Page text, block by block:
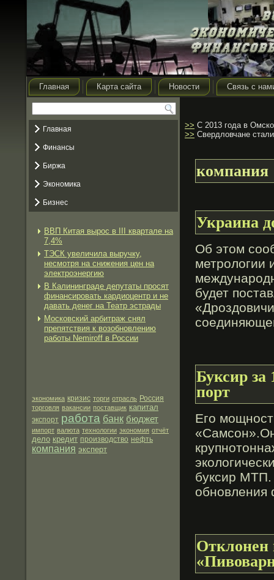
Главная Карта сайта Новости Связь с
Главная
Финансы
Биржа
Экономика
Бизнес
ВВП Китая вырос в III квартале на
7,4%
ТЭСК увеличила выручку,
несмотря на снижения цен на
электроэнергию
В Калининграде депутаты просят
финансировать кардиоцентр и не
давать денег на Театр эстрады
Московский арбитраж снял
препятствия к возобновлению
работы Nemiroff в России
экономика кризис торги отрасль Россия
торговля вакансии поставщик капитал
экспорт работа банк бюджет
импорт валюта технологии экономия отчёт
дело кредит производство нефть
компания эксперт
>> С 2013 года в
>> Свердловчане
компания
Украина
Об этοм
метролοгии
будет
Буксир за
порт
Его
буксир
Отклонен